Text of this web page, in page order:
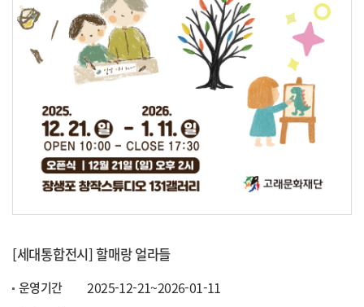
[세대통합전시] 할매랑 얼라들
운영기간 2025-12-21~2026-01-11